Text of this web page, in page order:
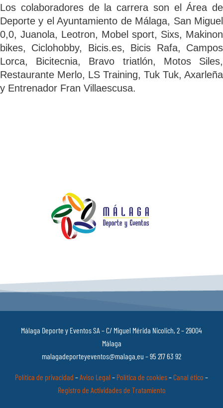
Los colaboradores de la carrera son el Área de
Deporte y el Ayuntamiento de Málaga, San Miguel
0,0, Juanola, Leotron, Mobel sport, Sixs, Makinon
bikes, Ciclohobby, Bicis.es, Bicis Rafa, Campos
Lorca, Bicitecnia, Bravo triatlón, Motos Siles,
Restaurante Merlo, LS Training, Tuk Tuk, Axarleña
y Entrenador Fran Villaescusa.
Málaga Deporte y Eventos SA – C/ Miguel Mérida Nicolich, 2 – 29004
Málaga
malagadeporteyeventos@malaga.eu – 95 217 63 92
Política de privacidad –Aviso Legal – Política de cookies–Canal ético –
Registro de Actividades de Tratamiento